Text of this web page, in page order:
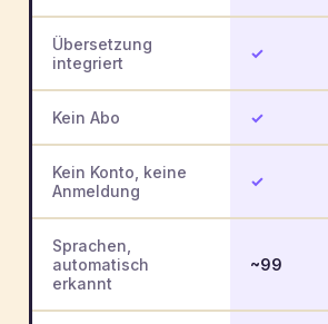
Übersetzung
integriert
✓
Kein Abo ✓
Kein Konto, keine
Anmeldung
✓
Sprachen,
automatisch
erkannt
~99